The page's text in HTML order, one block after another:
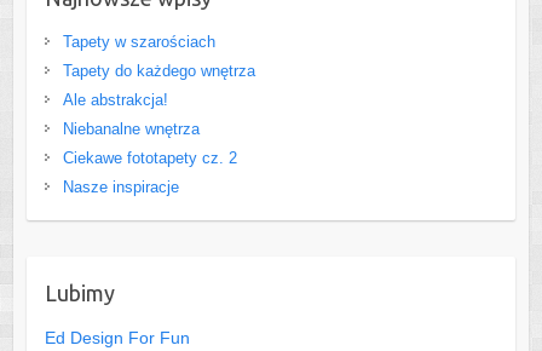
Tapety w szarościach
Tapety do każdego wnętrza
Ale abstrakcja!
Niebanalne wnętrza
Ciekawe fototapety cz. 2
Nasze inspiracje
Lubimy
Ed Design For Fun